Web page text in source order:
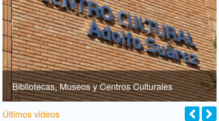
Bibliotecas, Museos y Centros Culturales
Últimos videos